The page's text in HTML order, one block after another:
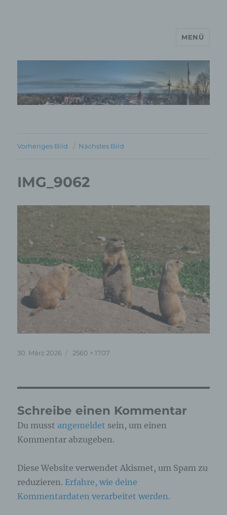
MP Mario Porten Beratung
Training Coaching
MENÜ
Vorheriges Bild Nächstes Bild
IMG_9062
Veröffentlicht
30. März 2026 Originalgröße
2560 × 1707
Schreibe einen Kommentar
Du musst angemeldet sein, um einen
Kommentar abzugeben.
Diese Website verwendet Akismet, um Spam zu
reduzieren. Erfahre, wie deine
Kommentardaten verarbeitet werden.